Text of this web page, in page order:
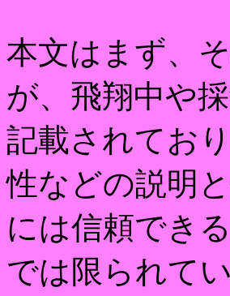
本文はまず、
が、飛翔中や
記載されてお
性などの説明
には信頼でき
では限られて